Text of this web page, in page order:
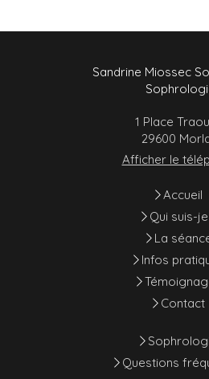
Sandrine Miossec
1 Place
29600
Afficher le
Accueil
Qui suis-
La
Infos
Contact
Questions